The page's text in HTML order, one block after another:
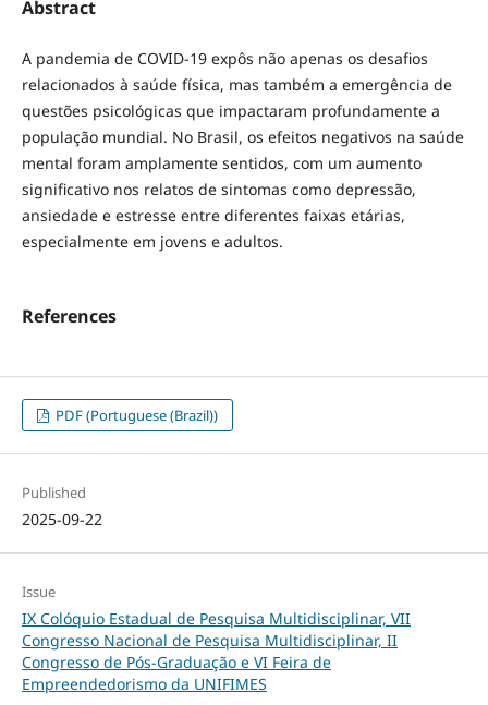
Abstract
A pandemia de COVID-19 expôs não apenas os desafios
relacionados à saúde física, mas também a emergência de
questões psicológicas que impactaram profundamente a
população mundial. No Brasil, os efeitos negativos na saúde
mental foram amplamente sentidos, com um aumento
significativo nos relatos de sintomas como depressão,
ansiedade e estresse entre diferentes faixas etárias,
especialmente em jovens e adultos.
References
PDF (Portuguese (Brazil))
Published
2025-09-22
Issue
IX Colóquio Estadual de Pesquisa Multidisciplinar, VII
Congresso Nacional de Pesquisa Multidisciplinar, II
Congresso de Pós-Graduação e VI Feira de
Empreendedorismo da UNIFIMES